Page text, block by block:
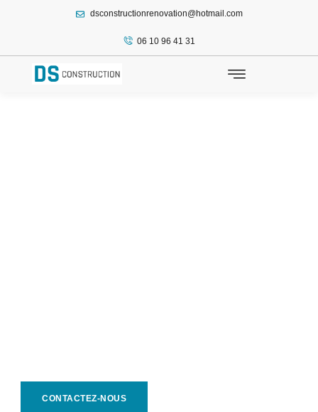
dsconstructionrenovation@hotmail.com
06 10 96 41 31
CONTACTEZ-NOUS